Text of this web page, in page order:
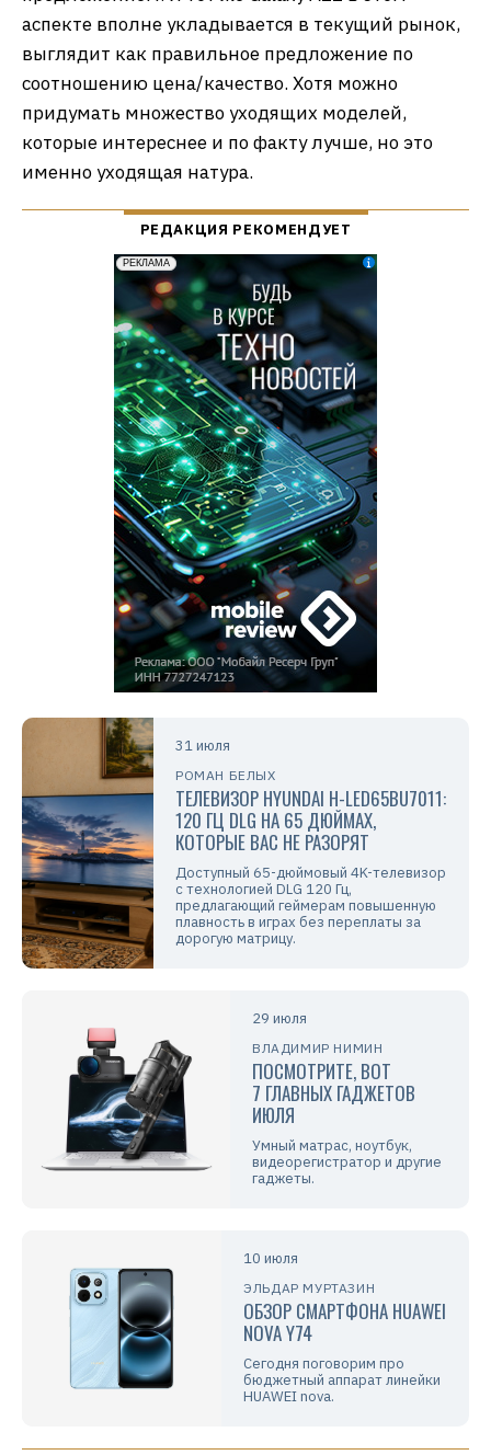
аспекте вполне укладывается в текущий рынок,
выглядит как правильное предложение по
соотношению цена/качество. Хотя можно
придумать множество уходящих моделей,
которые интереснее и по факту лучше, но это
именно уходящая натура.
31 июля
РОМАН БЕЛЫХ
ТЕЛЕВИЗОР HYUNDAI H-LED65BU7011:
120 ГЦ DLG НА 65 ДЮЙМАХ,
КОТОРЫЕ ВАС НЕ РАЗОРЯТ
Доступный 65-дюймовый 4K-телевизор
с технологией DLG 120 Гц,
предлагающий геймерам повышенную
плавность в играх без переплаты за
дорогую матрицу.
29 июля
ВЛАДИМИР НИМИН
ПОСМОТРИТЕ, ВОТ
7 ГЛАВНЫХ ГАДЖЕТОВ
ИЮЛЯ
Умный матрас, ноутбук,
видеорегистратор и другие
гаджеты.
10 июля
ЭЛЬДАР МУРТАЗИН
ОБЗОР СМАРТФОНА HUAWEI
NOVA Y74
Сегодня поговорим про
бюджетный аппарат линейки
HUAWEI nova.